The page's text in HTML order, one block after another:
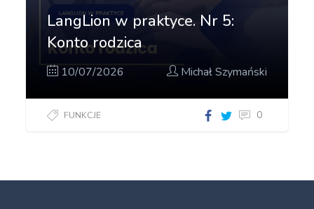
LangLion w praktyce. Nr 5:
Konto rodzica
10/07/2026 Michał Szymański
FUNKCJE 0